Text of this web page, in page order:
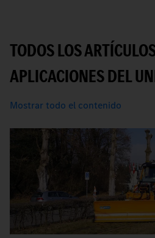
TODOS LOS
APLICACIONES DEL
Mostrar todo el contenido